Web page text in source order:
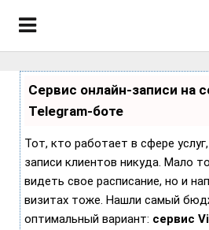
Сервис онлайн-записи на
Telegram-боте
Тот, кто работает в сфере
записи клиентов никуда. Мало
видеть свое расписание, но и
визитах тоже. Нашли самый
оптимальный вариант: сервис